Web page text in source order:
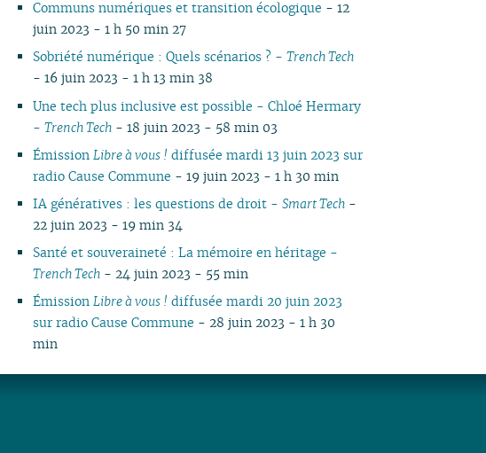
01
03
01
02
01
02
02
02
02
03
02
01
03
02
01
05
03
02
03
02
05
03
03
01
Communs numériques et transition écologique - 12
juin 2023 - 1 h 50 min 27
Sobriété numérique : Quels scénarios ? -Trench Tech
- 16 juin 2023 - 1 h 13 min 38
Une tech plus inclusive est possible - Chloé Hermary
-Trench Tech - 18 juin 2023 - 58 min 03
Émission Libre à vous ! diffusée mardi 13 juin 2023 sur
radio Cause Commune - 19 juin 2023 - 1 h 30 min
IA génératives : les questions de droit -Smart Tech -
22 juin 2023 - 19 min 34
Santé et souveraineté : La mémoire en héritage -
Trench Tech - 24 juin 2023 - 55 min
ÉmissionLibre à vous ! diffusée mardi 20 juin 2023
sur radio Cause Commune - 28 juin 2023 - 1 h 30
min